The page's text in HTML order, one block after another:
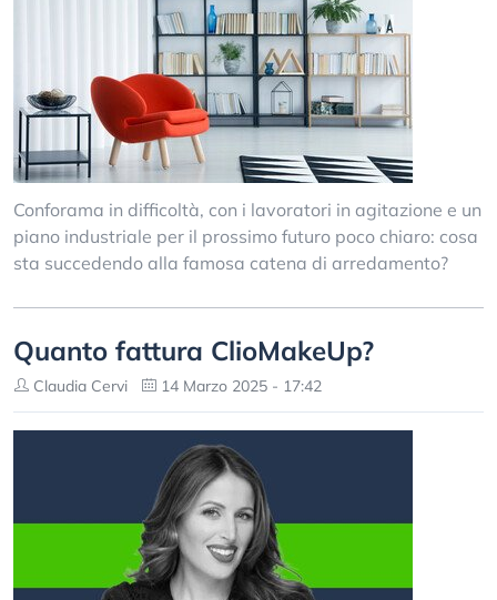
Conforama in difficoltà, con i lavoratori in agitazione e un
piano industriale per il prossimo futuro poco chiaro: cosa
sta succedendo alla famosa catena di arredamento?
Quanto fattura ClioMakeUp?
Claudia Cervi 14 Marzo 2025 - 17:42